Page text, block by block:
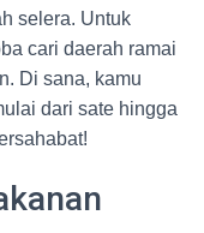
selera. Untuk
cari daerah ramai
Di sana, kamu
dari sate hingga